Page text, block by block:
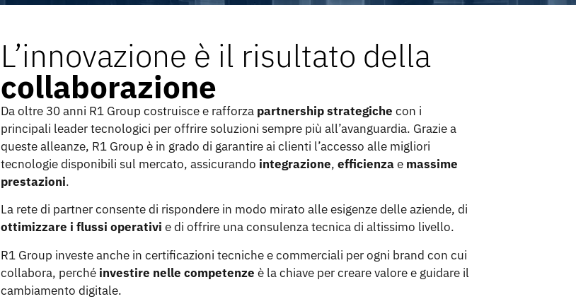
L’innovazione è il risultato della
collaborazione
Da oltre 30 anni R1 Group costruisce e rafforza partnership strategiche con i
principali leader tecnologici per offrire soluzioni sempre più all’avanguardia. Grazie a
queste alleanze, R1 Group è in grado di garantire ai clienti l’accesso alle migliori
tecnologie disponibili sul mercato, assicurando integrazione,efficienzae massime
prestazioni.
La rete di partner consente di rispondere in modo mirato alle esigenze delle aziende, di
ottimizzare i flussi operativi e di offrire una consulenza tecnica di altissimo livello.
R1 Group investe anche in certificazioni tecniche e commerciali per ogni brand con cui
collabora, perché investire nelle competenze è la chiave per creare valore e guidare il
cambiamento digitale.